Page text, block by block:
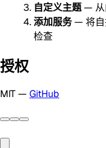
自定义主题— 从
添加服务— 将自
检查
授权
MIT — GitHub